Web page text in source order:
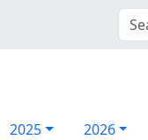
2025 2026